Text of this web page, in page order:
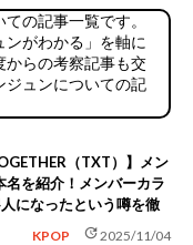
の記事一覧です。
がわかる」を軸に
からの考察記事も交
ジュンについての記
（TXT）】メン
名を紹介！メンバーカラ
になったという噂を徹
KPOP update2025/11/04